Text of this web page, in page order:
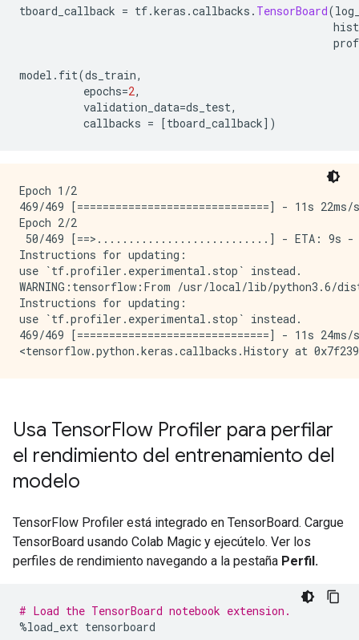
tboard_callback = tf.keras .callbacks . TensorBoard(
model . fit(ds_train,
epochs=2,
validation_data=ds_test,
callbacks = [tboard_callback])
Epoch 1/2
469/469 [==============================] -
Epoch 2/2
50/469 [==>...........................] - ETA: 9s - loss:
Instructions for updating:
use `tf.profiler.experimental.stop` instead.
WARNING:tensorflow:From /usr/local/lib/python3.6/
Instructions for updating:
use `tf.profiler.experimental.stop` instead.
469/469 [==============================] -
Usa TensorFlow Profiler para perfilar
el rendimiento del entrenamiento del
modelo
TensorFlow Profiler está integrado en TensorBoard. Cargue
TensorBoard usando Colab Magic y ejecútelo. Ver los
perfiles de rendimiento navegando a la pestaña Perfil.
# Load the TensorBoard notebook extension.
%load_ext tensorboard